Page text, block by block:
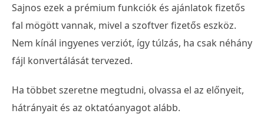
Sajnos ezek a prémium funkciók és ajánlatok fizetős
fal mögött vannak, mivel a szoftver fizetős eszköz.
Nem kínál ingyenes verziót, így túlzás, ha csak néhány
fájl konvertálását tervezed.
Ha többet szeretne megtudni, olvassa el az előnyeit,
hátrányait és az oktatóanyagot alább.